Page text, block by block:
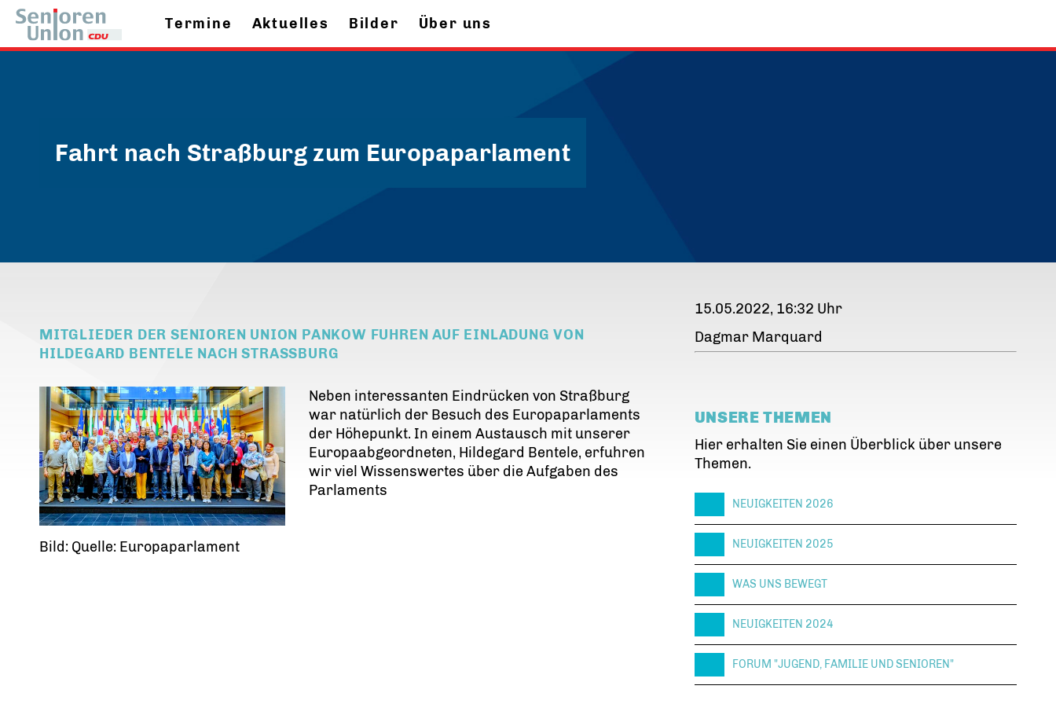
Termine Aktuelles Bilder Über uns
Fahrt nach Straßburg zum Europaparlament
MITGLIEDER DER SENIOREN UNION PANKOW FUHREN AUF EINLADUNG VON
HILDEGARD BENTELE NACH STRASSBURG
Bild: Quelle: Europaparlament
Neben interessanten Eindrücken von Straßburg
war natürlich der Besuch des Europaparlaments
der Höhepunkt. In einem Austausch mit unserer
Europaabgeordneten, Hildegard Bentele, erfuhren
wir viel Wissenswertes über die Aufgaben des
Parlaments
15.05.2022, 16:32 Uhr
Dagmar Marquard
UNSERE THEMEN
Hier erhalten Sie einen Überblick über unsere
Themen.
NEUIGKEITEN 2026
NEUIGKEITEN 2025
WAS UNS BEWEGT
NEUIGKEITEN 2024
FORUM "JUGEND, FAMILIE UND SENIOREN"